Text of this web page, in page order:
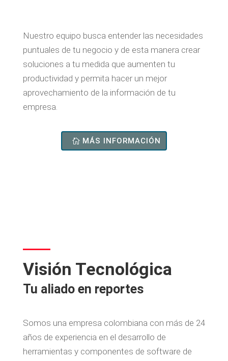
Nuestro equipo busca entender las necesidades
puntuales de tu negocio y de esta manera crear
soluciones a tu medida que aumenten tu
productividad y permita hacer un mejor
aprovechamiento de la información de tu
empresa.
MÁS INFORMACIÓN
Visión Tecnológica
Tu aliado en reportes
Somos una empresa colombiana con más de 24
años de experiencia en el desarrollo de
herramientas y componentes de software de